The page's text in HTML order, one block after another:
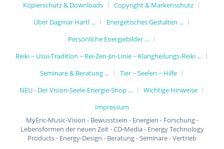
Kopierschutz & Downloads
Copyright & Markenschutz
Über Dagmar Hartl ...
Energetisches Gestalten ...
Persönliche Energiebilder ...
Reiki ~ Usui-Tradition ~ Rei-Zen-Jin-Linie ~ Klangheilungs-Reiki ...
Seminare & Beratung ...
Tier ~ Seelen ~ Hilfe
NEU - Der Vision-Seele-Energie-Shop ...
Wichtige Hinweise
Impressum
MyEric-Music-Vision - Bewusstsein - Energien - Forschung -
Lebensformen der neuen Zeit - CD-Media - Energy Technology
Products - Energy-Design - Beratung - Seminare - Vertrieb